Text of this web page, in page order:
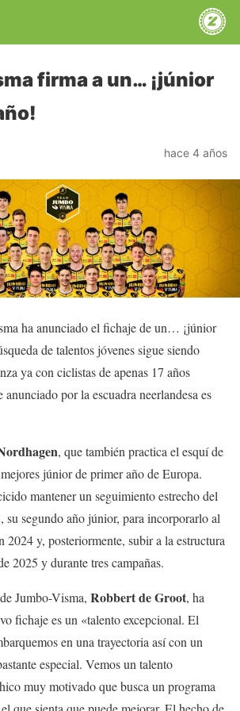
firma a un… ¡júnior
hace 4 años
ha anunciado el fichaje de un… ¡júnior
de talentos jóvenes sigue siendo
ya con ciclistas de apenas 17 años
por la escuadra neerlandesa es
, que también practica el esquí de
júnior de primer año de Europa.
mantener un seguimiento estrecho del
su segundo año júnior, para incorporarlo al
2024 y, posteriormente, subir a la estructura
2025 y durante tres campañas.
Jumbo-Visma, Robbert de Groot, ha
fichaje es un «talento excepcional. El
en una trayectoria así con un
especial. Vemos un talento
muy motivado que busca un programa